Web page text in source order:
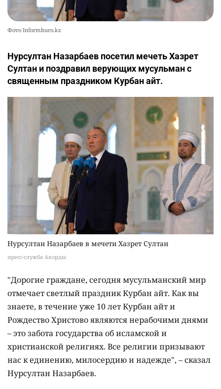
Фото Informburo.kz
Нурсултан Назарбаев посетил мечеть Хазрет
Султан и поздравил верующих мусульман с
священным праздником Курбан айт.
пресс-служба Акорды
Нурсултан Назарбаев в мечети Хазрет Султан
"Дорогие граждане, сегодня мусульманский мир
отмечает светлый праздник Курбан айт. Как вы
знаете, в течение уже 10 лет Курбан айт и
Рождество Христово являются нерабочими днями
– это забота государства об исламской и
христианской религиях. Все религии призывают
нас к единению, милосердию и надежде", – сказал
Нурсултан Назарбаев.